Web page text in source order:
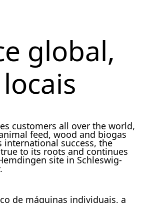
global,
customers all over the world,
feed, wood and biogas
international success, the
to its roots and continues
site in Schleswig-
de máquinas individuais, a